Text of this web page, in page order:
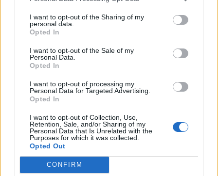
I want to opt-out of the Sharing of my
personal data.
Opted In
I want to opt-out of the Sale of my
Personal Data.
Opted In
I want to opt-out of processing my
Personal Data for Targeted Advertising.
Opted In
I want to opt-out of Collection, Use,
Retention, Sale, and/or Sharing of my
Personal Data that Is Unrelated with the
Purposes for which it was collected.
Opted Out
CONFIRM
di carrucole mobili sarà pari al guadagno
fratto 2.